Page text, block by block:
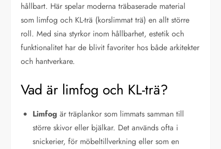
hållbart. Här spelar moderna träbaserade material
som limfog och KL-trä (korslimmat trä) en allt större
roll. Med sina styrkor inom hållbarhet, estetik och
funktionalitet har de blivit favoriter hos både arkitekter
och hantverkare.
Vad är limfog och KL-trä?
Limfog är träplankor som limmats samman till
större skivor eller bjälkar. Det används ofta i
snickerier, för möbeltillverkning eller som en